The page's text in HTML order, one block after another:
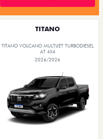
TITANO
TITANO VOLCANO MULTIJET TURBODIESEL
AT 4X4
2026/2026